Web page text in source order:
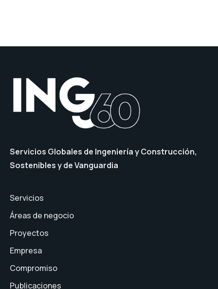
Servicios Globales de Ingeniería y Construcción,
Sostenibles y de Vanguardia
Servicios
Áreas de negocio
Proyectos
Empresa
Compromiso
Publicaciones